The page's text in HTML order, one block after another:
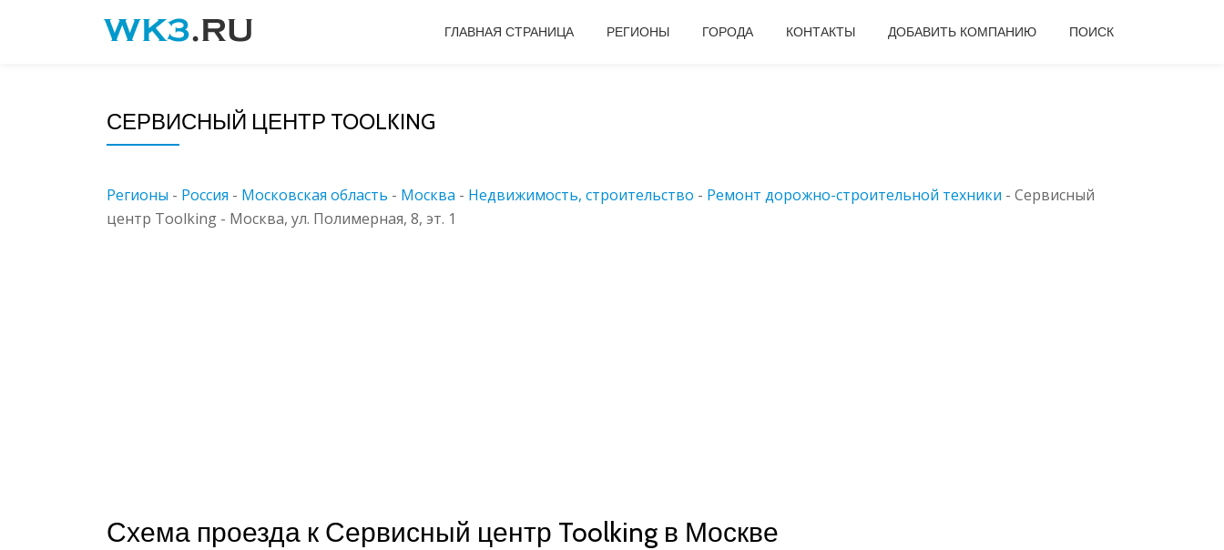
ГЛАВНАЯ СТРАНИЦА РЕГИОНЫ ГОРОДА КОНТАКТЫ ДОБАВИТЬ КОМПАНИЮ ПОИСК
СЕРВИСНЫЙ ЦЕНТР TOOLKING
Регионы - Россия - Московская область - Москва - Недвижимость, строительство - Ремонт дорожно-строительной техники - Сервисный
центр Toolking - Москва, ул. Полимерная, 8, эт. 1
Схема проезда к Сервисный центр Toolking в Москве